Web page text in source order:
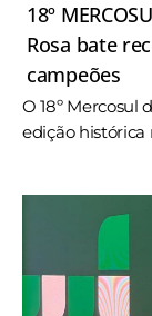
18º
Rosa bate
campeões
O 18º Mercosul
edição histórica